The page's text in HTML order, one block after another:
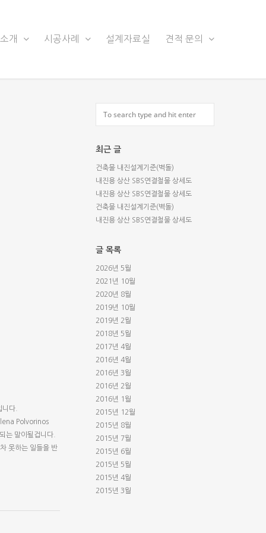
개 시공사례 설계자료실 견적 문의
다.
Polvorinos
말이될겁니다.
못하는 일들을 반
최근 글
건축물 내진설계기준(벽돌)
내진용 상산 SBS연결철물 상세도
내진용 상산 SBS연결철물 상세도
건축물 내진설계기준(벽돌)
내진용 상산 SBS연결철물 상세도
글 목록
2026년 5월
2021년 10월
2020년 8월
2019년 10월
2019년 2월
2018년 5월
2017년 4월
2016년 4월
2016년 3월
2016년 2월
2016년 1월
2015년 12월
2015년 8월
2015년 7월
2015년 6월
2015년 5월
2015년 4월
2015년 3월